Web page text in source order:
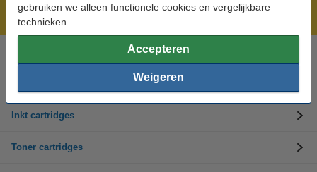
gebruiken we alleen functionele cookies en vergelijkbare
technieken.
Accepteren
Weigeren
Laagsteprijsgarantie!
Hulp nodig? Bel ons op 0294-787123
Op werkdagen van 8.00 tot 17.00 uur
Inkt cartridges
Toner cartridges